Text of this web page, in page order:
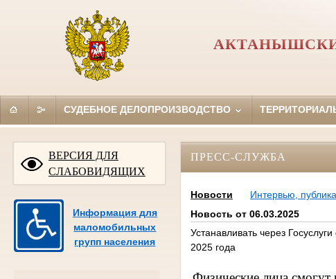
СУДЕБНОЕ ДЕЛОПРОИЗВОДСТВО
ВЕРСИЯ ДЛЯ
СЛАБОВИДЯЩИХ
Информация для
маломобильных
групп населения
ПРЕСС-СЛУЖБА
Новости Интервью,
Новость от 06.03.2025
Устанавливать через
2025 года